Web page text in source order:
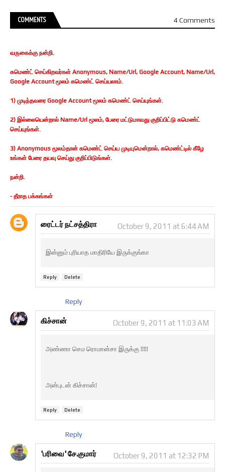
COMMENTS 4 Comments
வருகைக்கு நன்றி.
கமெண்ட் செய்கிறவர்கள் Anonymous, Name/Url, Google Account, Name/Url,
Google Account மூலம் கமெண்ட் செய்யலாம்.
1) முடிந்தவரை Google Account மூலம் கமெண்ட் செய்யுங்கள்.
2) இல்லையென்றால் Name/Url மூலம், பேரை மட்டுமாவது குறிப்பிட்டு கமெண்ட்
செய்யுங்கள்.
3) Anonymous மூலம்தான் கமெண்ட் செய்ய முடியுமென்றால், கமெண்ட்டில் கீழே
உங்கள் பேரை தயவு செய்து குறிப்பிடுங்கள்.
நன்றி.
- தீராத பக்கங்கள்
ரைட்டர் நட்சத்திரா October 9, 2011 at 6:44 AM
இன்னும் புரியாத மாதிரியே இருக்குங்கா
Reply Delete
Reply
கிச்சான் October 9, 2011 at 11:03 AM
அண்ணா செம ரொமான்சா இருக்கு !!!!!
அன்புடன் கிச்சான்!
Reply Delete
Reply
'பரிவை' சே.குமார் October 9, 2011 at 12:32 PM